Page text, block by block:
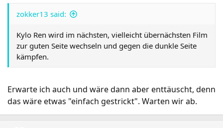
zokker13 said:
Kylo Ren wird im nächsten, vielleicht übernächsten Film
zur guten Seite wechseln und gegen die dunkle Seite
kämpfen.
Erwarte ich auch und wäre dann aber enttäuscht, denn
das wäre etwas "einfach gestrickt". Warten wir ab.